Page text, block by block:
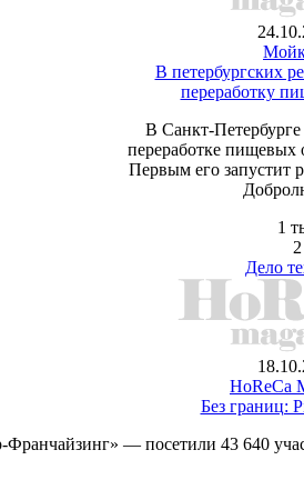
В петербургских
переработку
В Санкт-Петербурге
переработке пищевых
Первым его запустит
1
2
Дело
HoReCa
Без границ:
— посетили 43 640